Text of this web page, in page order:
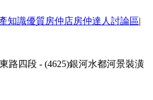
知識優質房仲店房仲達人 討論區|
路四段 - (4625)銀河水都河景裝潢